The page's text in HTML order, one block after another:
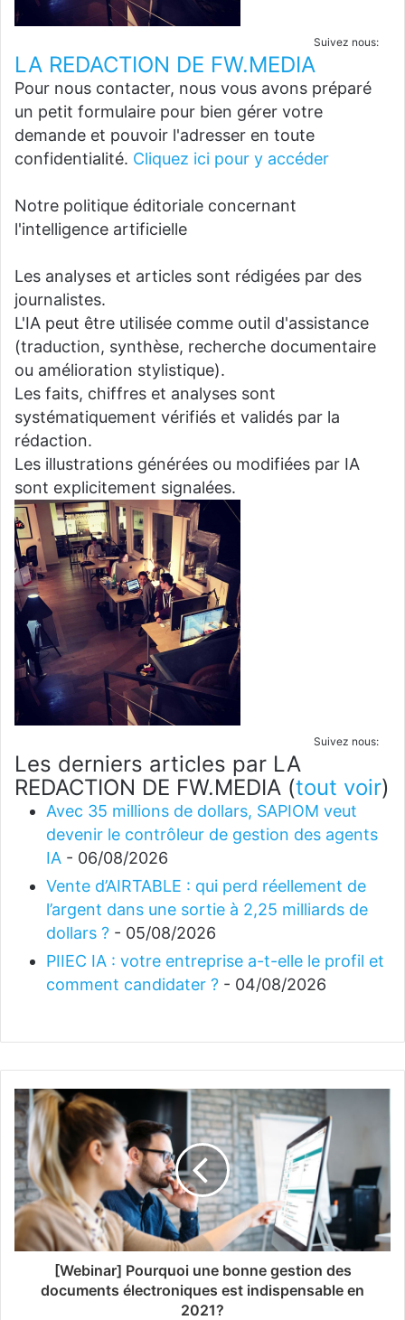
Suivez nous:
LA REDACTION DE FW.MEDIA
Pour nous contacter, nous vous avons préparé
un petit formulaire pour bien gérer votre
demande et pouvoir l'adresser en toute
confidentialité. Cliquez ici pour y accéder
Notre politique éditoriale concernant
l'intelligence artificielle
Les analyses et articles sont rédigées par des
journalistes.
L'IA peut être utilisée comme outil d'assistance
(traduction, synthèse, recherche documentaire
ou amélioration stylistique).
Les faits, chiffres et analyses sont
systématiquement vérifiés et validés par la
rédaction.
Les illustrations générées ou modifiées par IA
sont explicitement signalées.
Suivez nous:
Les derniers articles par LA
REDACTION DE FW.MEDIA (tout voir)
Avec 35 millions de dollars, SAPIOM veut
devenir le contrôleur de gestion des agents
IA - 06/08/2026
Vente d’AIRTABLE : qui perd réellement de
l’argent dans une sortie à 2,25 milliards de
dollars ? - 05/08/2026
PIIEC IA : votre entreprise a-t-elle le profil et
comment candidater ? - 04/08/2026
[Webinar] Pourquoi une bonne gestion des
documents électroniques est indispensable en
2021?